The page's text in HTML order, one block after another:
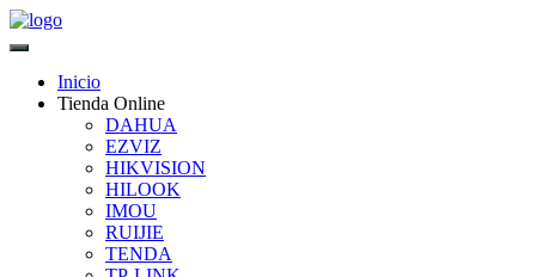
Inicio
Tienda Online
DAHUA
EZVIZ
HIKVISION
HILOOK
IMOU
RUIJIE
TENDA